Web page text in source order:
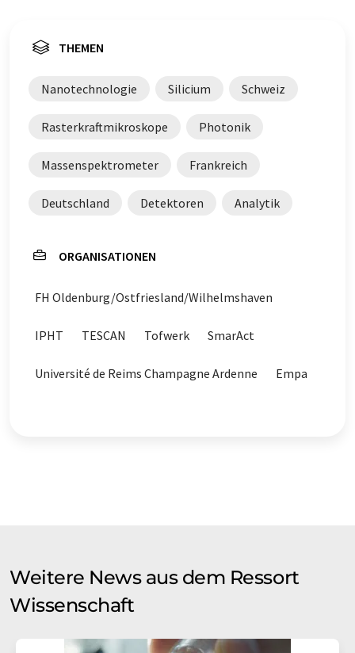
THEMEN
Nanotechnologie Silicium Schweiz
Rasterkraftmikroskope Photonik
Massenspektrometer Frankreich
Deutschland Detektoren Analytik
ORGANISATIONEN
FH Oldenburg/Ostfriesland/Wilhelmshaven
IPHT TESCAN Tofwerk SmarAct
Université de Reims Champagne Ardenne Empa
Weitere News aus dem Ressort
Wissenschaft